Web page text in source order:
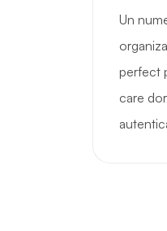
Un
perfect
care